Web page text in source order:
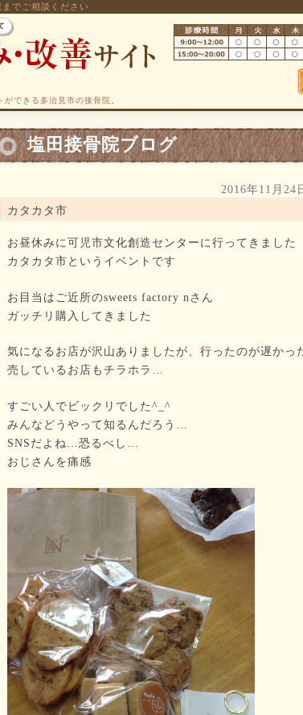
でご相談ください
できる多治見市の接骨院。
塩田接骨院ブログ
2016年11月24
カタカタ市
お昼休みに可児市文化創造センターに行ってきました
カタカタ市というイベントです
お目当はご近所のsweets factory nさん
ガッチリ購入してきました
気になるお店が沢山ありましたが、行ったのが遅か
売しているお店もチラホラ…
すごい人でビックリでした^_^
みんなどうやって知るんだろう…
SNSだよね…恐るべし…
おじさんを痛感